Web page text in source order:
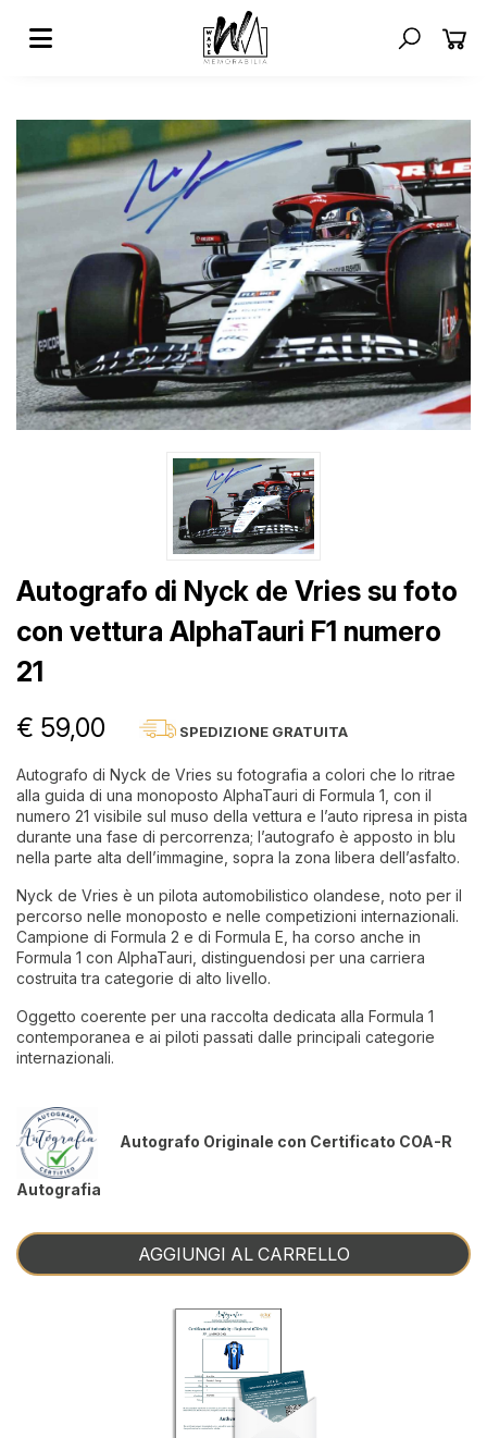
Autografo di Nyck de Vries su foto
con vettura AlphaTauri F1 numero
21
€ 59,00 SPEDIZIONE GRATUITA
Autografo di Nyck de Vries su fotografia a colori che lo ritrae
alla guida di una monoposto AlphaTauri di Formula 1, con il
numero 21 visibile sul muso della vettura e l’auto ripresa in pista
durante una fase di percorrenza; l’autografo è apposto in blu
nella parte alta dell’immagine, sopra la zona libera dell’asfalto.
Nyck de Vries è un pilota automobilistico olandese, noto per il
percorso nelle monoposto e nelle competizioni internazionali.
Campione di Formula 2 e di Formula E, ha corso anche in
Formula 1 con AlphaTauri, distinguendosi per una carriera
costruita tra categorie di alto livello.
Oggetto coerente per una raccolta dedicata alla Formula 1
contemporanea e ai piloti passati dalle principali categorie
internazionali.
Autografo Originale con Certificato COA-R
Autografia
AGGIUNGI AL CARRELLO